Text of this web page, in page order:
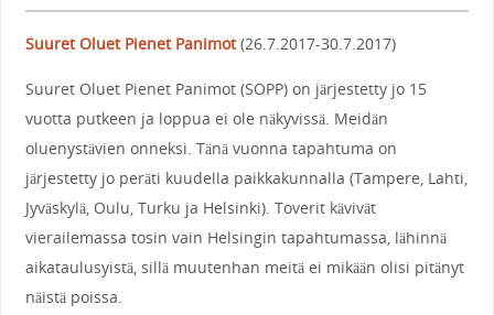
Suuret Oluet Pienet Panimot(26.7.2017-30.7.2017)
Suuret Oluet Pienet Panimot (SOPP) on järjestetty jo 15
vuotta putkeen ja loppua ei ole näkyvissä. Meidän
oluenystävien onneksi. Tänä vuonna tapahtuma on
järjestetty jo peräti kuudella paikkakunnalla (Tampere, Lahti,
Jyväskylä, Oulu, Turku ja Helsinki). Toverit kävivät
vierailemassa tosin vain Helsingin tapahtumassa, lähinnä
aikataulusyistä, sillä muutenhan meitä ei mikään olisi pitänyt
näistä poissa.